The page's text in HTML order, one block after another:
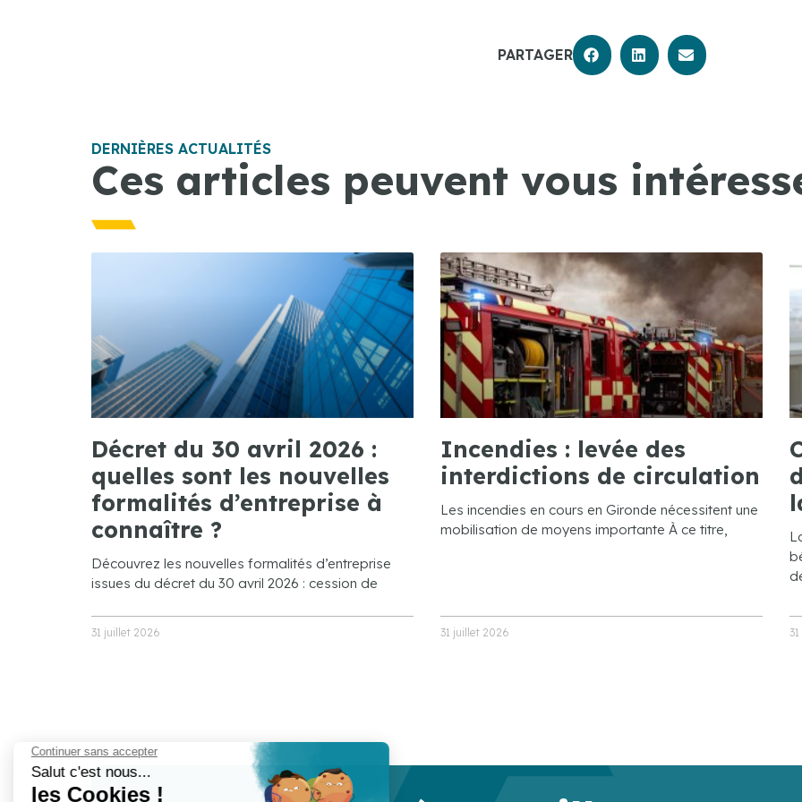
PARTAGER
DERNIÈRES ACTUALITÉS
Ces articles peuvent vous
Décret du 30 avril 2026 :
quelles sont les nouvelles
formalités d’entreprise à
connaître ?
Découvrez les nouvelles formalités d’entreprise
issues du décret du 30 avril 2026 : cession de
31 juillet 2026
Incendies : levée des
interdictions de circulation
Les incendies en cours en Gironde nécessitent une
mobilisation de moyens importante À ce titre,
31 juillet 2026